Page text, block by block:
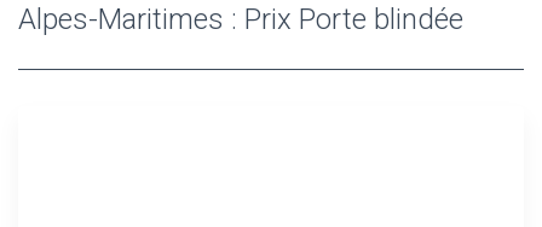
Alpes-Maritimes : Prix Porte blindée